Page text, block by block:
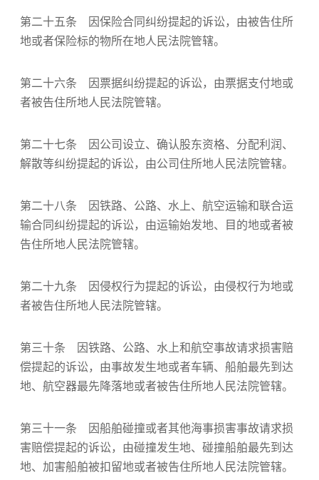
第二十五条 因保险合同纠纷提起的诉讼，由被告住所
地或者保险标的物所在地人民法院管辖。
第二十六条 因票据纠纷提起的诉讼，由票据支付地或
者被告住所地人民法院管辖。
第二十七条 因公司设立、确认股东资格、分配利润、
解散等纠纷提起的诉讼，由公司住所地人民法院管辖。
第二十八条 因铁路、公路、水上、航空运输和联合运
输合同纠纷提起的诉讼，由运输始发地、目的地或者被
告住所地人民法院管辖。
第二十九条 因侵权行为提起的诉讼，由侵权行为地或
者被告住所地人民法院管辖。
第三十条 因铁路、公路、水上和航空事故请求损害赔
偿提起的诉讼，由事故发生地或者车辆、船舶最先到达
地、航空器最先降落地或者被告住所地人民法院管辖。
第三十一条 因船舶碰撞或者其他海事损害事故请求损
害赔偿提起的诉讼，由碰撞发生地、碰撞船舶最先到达
地、加害船舶被扣留地或者被告住所地人民法院管辖。